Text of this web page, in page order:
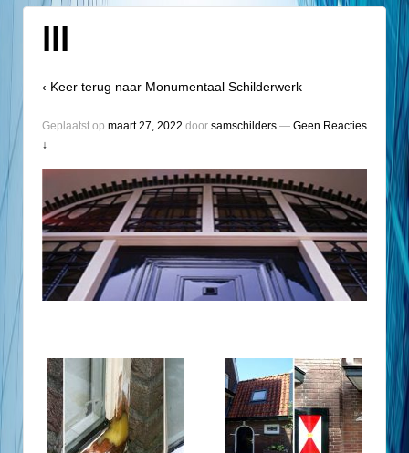
‹ Keer terug naar Monumentaal Schilderwerk
Geplaatst op maart 27, 2022 door samschilders — Geen Reacties
↓